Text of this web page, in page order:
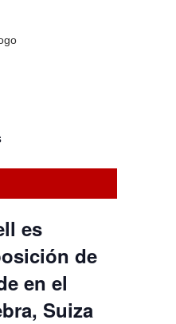
es
de
en el
Suiza